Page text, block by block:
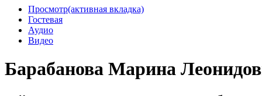
Просмотр(активная вкладка)
Гостевая
Аудио
Видео
Барабанова Марина